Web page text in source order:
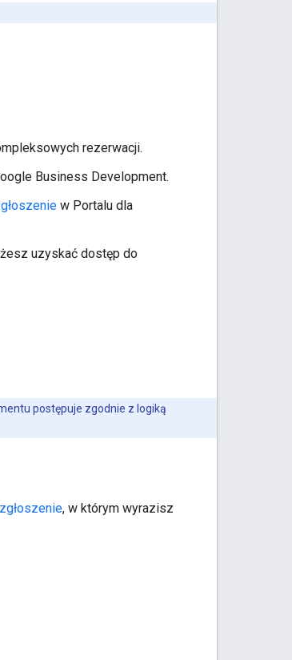
rezerwacji.
Business Development.
w Portalu dla
uzyskać dostęp do
postępuje zgodnie z logiką
, w którym wyrazisz